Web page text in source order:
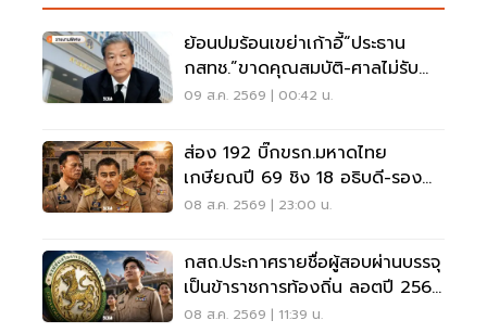
ย้อนปมร้อนเขย่าเก้าอี้“ประธาน
กสทช.”ขาดคุณสมบัติ-ศาลไม่รับคำ
ฟ้อง
09 ส.ค. 2569 | 00:42 น.
ส่อง 192 บิ๊กขรก.มหาดไทย
เกษียณปี 69 ชิง 18 อธิบดี-รอง
ปลัด-ผู้ว่าฯ
08 ส.ค. 2569 | 23:00 น.
กสถ.ประกาศรายชื่อผู้สอบผ่านบรรจุ
เป็นข้าราชการท้องถิ่น ลอตปี 2568
ใหม่
08 ส.ค. 2569 | 11:39 น.